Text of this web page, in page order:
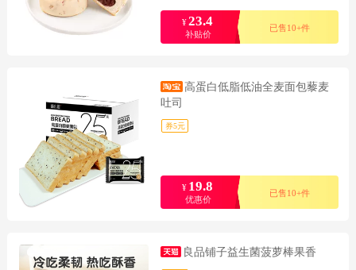
¥ 23.4
补贴价
已售10+件
高蛋白低脂低油全麦面包藜麦
吐司
券5元
¥ 19.8
优惠价
已售10+件
良品铺子益生菌菠萝棒果香